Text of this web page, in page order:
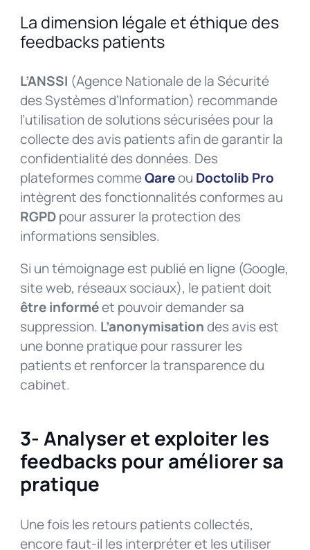
La dimension légale et éthique des
feedbacks patients
L’ANSSI (Agence Nationale de la Sécurité
des Systèmes d’Information) recommande
l’utilisation de solutions sécurisées pour la
collecte des avis patients afin de garantir la
confidentialité des données. Des
plateformes commeQareou Doctolib Pro
intègrent des fonctionnalités conformes au
RGPDpour assurer la protection des
informations sensibles.
Si un témoignage est publié en ligne (Google,
site web, réseaux sociaux), le patient doit
être informéet pouvoir demander sa
suppression. L’anonymisationdes avis est
une bonne pratique pour rassurer les
patients et renforcer la transparence du
cabinet.
3- Analyser et exploiter les
feedbacks pour améliorer sa
pratique
Une fois les retours patients collectés,
encore faut-il les interpréter et les utiliser